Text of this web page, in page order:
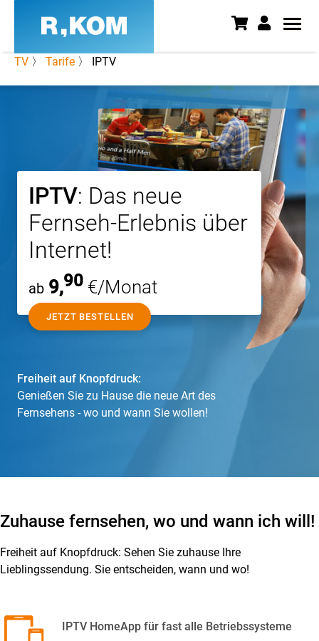
TV 〉 Tarife 〉 IPTV
IPTV | Bestes Fernseherlebnis
IPTV: Das neue
Fernseh-Erlebnis über
Internet!
ab 9,90 €/Monat
JETZT BESTELLEN
Freiheit auf Knopfdruck:
Genießen Sie zu Hause die neue Art des
Fernsehens - wo und wann Sie wollen!
Zuhause fernsehen, wo und wann ich will!
Freiheit auf Knopfdruck: Sehen Sie zuhause Ihre
Lieblingssendung. Sie entscheiden, wann und wo!
IPTV HomeApp für fast alle Betriebssysteme